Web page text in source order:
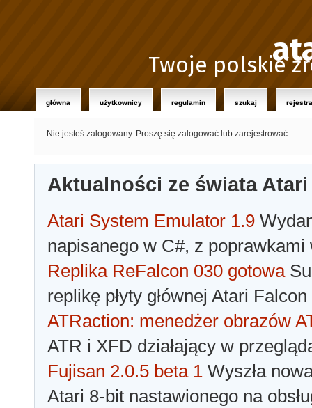
Twoje polskie
główna użytkownicy regulamin szukaj
Nie jesteś zalogowany. Proszę się zalogować lub zarejestrować.
Aktualności ze świata Atari
Atari System Emulator 1.9
napisanego w C#, z poprawkami
Replika ReFalcon 030 gotowa
replikę płyty głównej Atari
ATRaction: menedżer obrazów
ATR i XFD działający w
Fujisan 2.0.5 beta 1 Wyszła
Atari 8-bit nastawionego na